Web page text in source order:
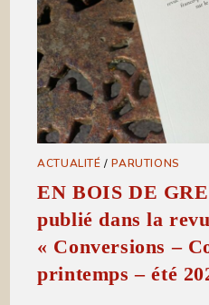
ACTUALITÉ /PARUTIONS
EN BOIS DE
publié dans la
« Conversions –
printemps – été